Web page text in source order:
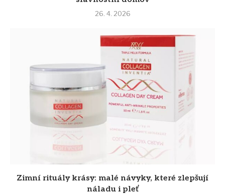
26. 4. 2026
Zimní rituály krásy: malé návyky, které zlepšují
náladu i pleť